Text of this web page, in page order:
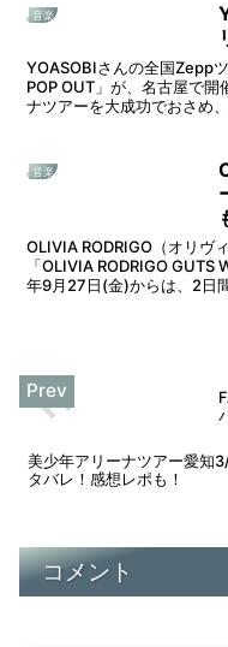
音楽
YOASOBIさんの全国Zepp
POP OUT」が、名古屋で
ナツアーを大成功でおさめ
音楽
OLIVIA RODRIGO（オリヴ
「OLIVIA RODRIGO
年9月27日(金)からは、2日
美少年アリーナツアー愛知
タバレ！感想レポも！
コメント